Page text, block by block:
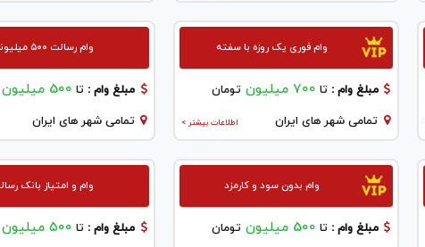
وام فوری یک روزه با سفته
مبلغ وام :تا 700 میلیون تومان
اطلاعات بیشتر > تمامی شهر های ایران
وام رسالت ۵۰۰ میلیونی
مبلغ وام : تا 500 میلیون
تمامی شهر های ایران
وام بدون سود و کارمزد
مبلغ وام :تا 500 میلیون تومان
وام و امتیاز بانک
مبلغ وام : تا ۵۰۰ میلیون